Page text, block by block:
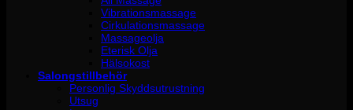
Vibrationsmassage
Cirkulationsmassage
Massageolja
Eterisk Olja
Hälsokost
Salongstillbehör
Personlig Skyddsutrustning
Utsug